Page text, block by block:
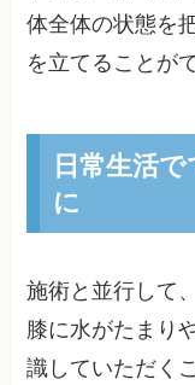
体全体の状態を
を立てることが
日常生活
に
施術と並行して
膝に水がたまり
識していただく